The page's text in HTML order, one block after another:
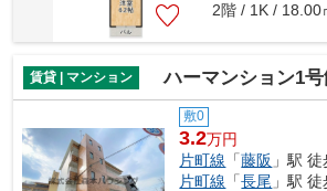
2階 / 1K / 18.00
賃貸 | マンション ハーマンション1号
敷0
3.2万円
片町線 「藤阪 」駅
片町線 「長尾 」駅